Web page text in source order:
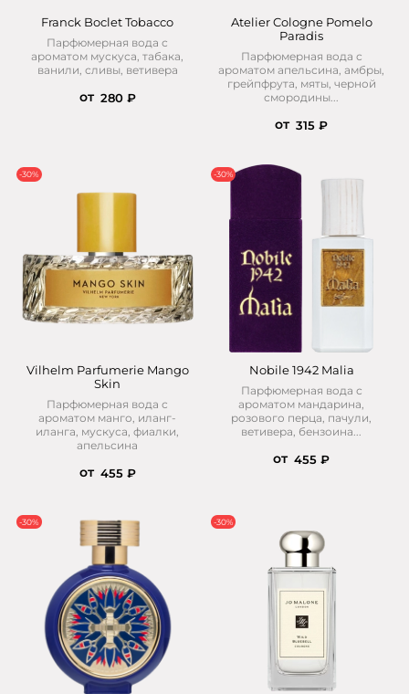
Franck Boclet Tobacco
Парфюмерная вода с
ароматом мускуса, табака,
ванили, сливы, ветивера
от 280 ₽
Atelier Cologne Pomelo
Paradis
Парфюмерная вода с
ароматом апельсина, амбры,
грейпфрута, мяты, черной
смородины...
от 315 ₽
-30%
Vilhelm Parfumerie Mango
Skin
Парфюмерная вода с
ароматом манго, иланг-
иланга, мускуса, фиалки,
апельсина
от 455 ₽
-30%
Nobile 1942 Malia
Парфюмерная вода с
ароматом мандарина,
розового перца, пачули,
ветивера, бензоина...
от 455 ₽
-30% -30%